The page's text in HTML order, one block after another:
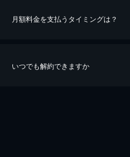
※40％ポイント還元の対象は、クレジット
月額料金を支払うタイミングは？
いつでも解約できますか